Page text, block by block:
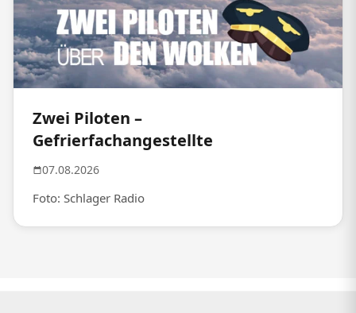
Zwei Piloten –
Gefrierfachangestellte
07.08.2026
Foto: Schlager Radio